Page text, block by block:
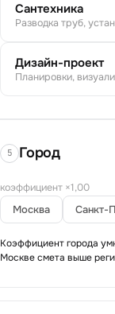
Сантехника
Разводка труб,
Дизайн-проект
Планировки,
5 Город
коэффициент ×1,00
Москва Санкт-
Коэффициент города
Москве смета выше